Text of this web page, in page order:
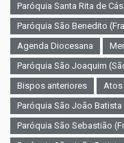
Paróquia Santa Rita de
Paróquia São Benedito
Agenda Diocesana
Paróquia São Joaquim
Bispos anteriores
Atos
Paróquia São João Batista
Paróquia São Sebastião